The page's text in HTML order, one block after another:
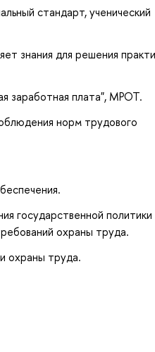
стандарт, ученический
знания для решения
заработная плата", МРОТ.
норм трудового
государственной политики
охраны труда.
охраны труда.